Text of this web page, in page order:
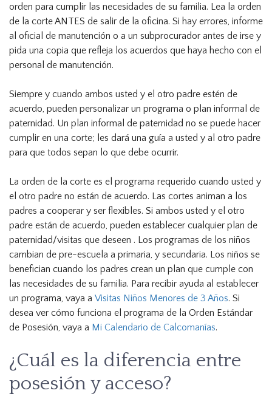
orden para cumplir las necesidades de su familia. Lea la orden
de la corte ANTES de salir de la oficina. Si hay errores, informe
al oficial de manutención o a un subprocurador antes de irse y
pida una copia que refleja los acuerdos que haya hecho con el
personal de manutención.
Siempre y cuando ambos usted y el otro padre estén de
acuerdo, pueden personalizar un programa o plan informal de
paternidad. Un plan informal de paternidad no se puede hacer
cumplir en una corte; les dará una guía a usted y al otro padre
para que todos sepan lo que debe ocurrir.
La orden de la corte es el programa requerido cuando usted y
el otro padre no están de acuerdo. Las cortes animan a los
padres a cooperar y ser flexibles. Si ambos usted y el otro
padre están de acuerdo, pueden establecer cualquier plan de
paternidad/visitas que deseen . Los programas de los niños
cambian de pre-escuela a primaria, y secundaria. Los niños se
benefician cuando los padres crean un plan que cumple con
las necesidades de su familia. Para recibir ayuda al establecer
un programa, vaya a Visitas Niños Menores de 3 Años. Si
desea ver cómo funciona el programa de la Orden Estándar
de Posesión, vaya a Mi Calendario de Calcomanías.
¿Cuál es la diferencia entre
posesión y acceso?